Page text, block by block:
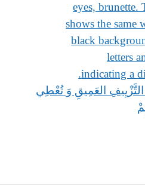
التَّزْيِيفِ العَمِيقِ وَ تُعْطِي